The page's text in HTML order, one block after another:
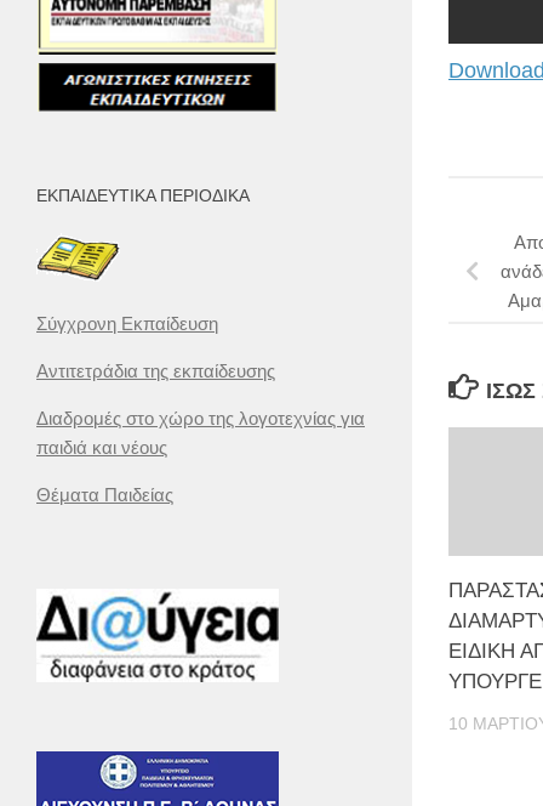
ΕΙΔΙΚΗ
10
ΕΚΠΑΙΔΕΥΤΙΚΆ ΠΕΡΙΟΔΙΚΆ
Σύγχρονη Εκπαίδευση
Αντιτετράδια της εκπαίδευσης
Διαδρομές στο χώρο της λογοτεχνίας για
παιδιά και νέους
Θέματα Παιδείας